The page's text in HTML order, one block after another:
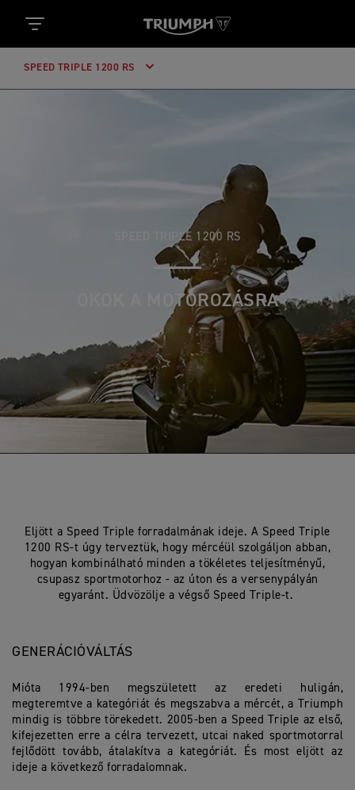
SPEED TRIPLE 1200 RS
SPEED TRIPLE 1200 RS
OKOK A MOTOROZÁSRA
Eljött a Speed Triple forradalmának ideje. A Speed Triple
1200 RS-t úgy terveztük, hogy mércéül szolgáljon abban,
hogyan kombinálható minden a tökéletes teljesítményű,
csupasz sportmotorhoz - az úton és a versenypályán
egyaránt. Üdvözölje a végső Speed Triple-t.
GENERÁCIÓVÁLTÁS
Mióta 1994-ben megszületett az eredeti huligán,
megteremtve a kategóriát és megszabva a mércét, a Triumph
mindig is többre törekedett. 2005-ben a Speed Triple az első,
kifejezetten erre a célra tervezett, utcai naked sportmotorral
fejlődött tovább, átalakítva a kategóriát.
És most eljött az
ideje a következő forradalomnak.